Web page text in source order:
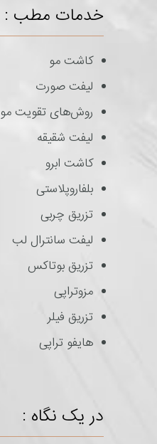
خدمات مطب :
کاشت مو
لیفت صورت
روش‌های تقویت مو
لیفت شقیقه
کاشت ابرو
بلفاروپلاستی
تزریق چربی
لیفت سانترال لب
تزریق بوتاکس
مزوتراپی
تزریق فیلر
هایفو تراپی
در یک نگاه :